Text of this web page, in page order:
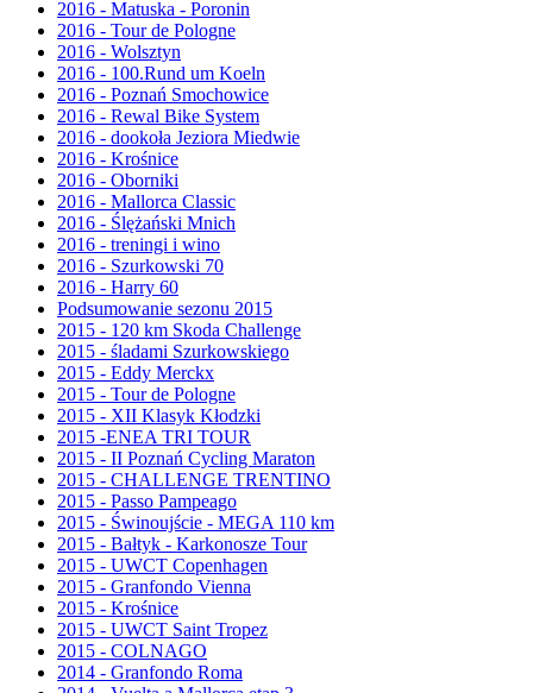
2016 - Matuska - Poronin
2016 - Tour de Pologne
2016 - Wolsztyn
2016 - 100.Rund um Koeln
2016 - Poznań Smochowice
2016 - Rewal Bike System
2016 - dookoła Jeziora Miedwie
2016 - Krośnice
2016 - Oborniki
2016 - Mallorca Classic
2016 - Ślężański Mnich
2016 - treningi i wino
2016 - Szurkowski 70
2016 - Harry 60
Podsumowanie sezonu 2015
2015 - 120 km Skoda Challenge
2015 - śladami Szurkowskiego
2015 - Eddy Merckx
2015 - Tour de Pologne
2015 - XII Klasyk Kłodzki
2015 -ENEA TRI TOUR
2015 - II Poznań Cycling Maraton
2015 - CHALLENGE TRENTINO
2015 - Passo Pampeago
2015 - Świnoujście - MEGA 110 km
2015 - Bałtyk - Karkonosze Tour
2015 - UWCT Copenhagen
2015 - Granfondo Vienna
2015 - Krośnice
2015 - UWCT Saint Tropez
2015 - COLNAGO
2014 - Granfondo Roma